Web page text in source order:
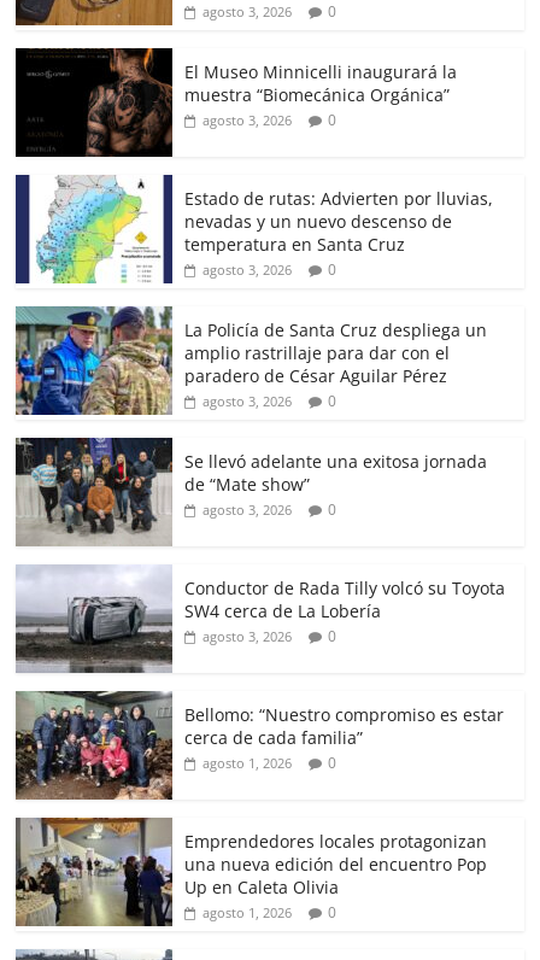
agosto 3, 2026 0
El Museo Minnicelli inaugurará la
muestra “Biomecánica Orgánica”
agosto 3, 2026 0
Estado de rutas: Advierten por lluvias,
nevadas y un nuevo descenso de
temperatura en Santa Cruz
agosto 3, 2026 0
La Policía de Santa Cruz despliega un
amplio rastrillaje para dar con el
paradero de César Aguilar Pérez
agosto 3, 2026 0
Se llevó adelante una exitosa jornada
de “Mate show”
agosto 3, 2026 0
Conductor de Rada Tilly volcó su Toyota
SW4 cerca de La Lobería
agosto 3, 2026 0
Bellomo: “Nuestro compromiso es estar
cerca de cada familia”
agosto 1, 2026 0
Emprendedores locales protagonizan
una nueva edición del encuentro Pop
Up en Caleta Olivia
agosto 1, 2026 0